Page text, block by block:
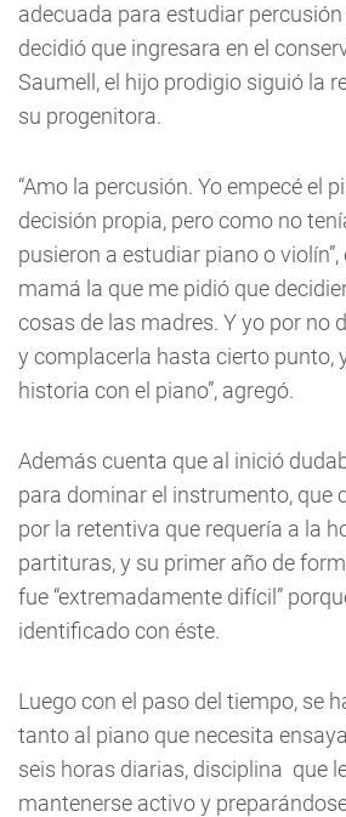
adecuada para estudiar
decidió que ingresara en el
Saumell, el hijo prodigio siguió la
su progenitora.
“Amo la percusión. Yo empecé el
decisión propia, pero como no
pusieron a estudiar piano o violín”,
mamá la que me pidió que
cosas de las madres. Y yo por no
y complacerla hasta cierto punto,
historia con el piano”, agregó.
Además cuenta que al inició
para dominar el instrumento, que
por la retentiva que requería a la
partituras, y su primer año de
fue “extremadamente difícil”
identificado con éste.
Luego con el paso del tiempo, se
tanto al piano que necesita
seis horas diarias, disciplina que
mantenerse activo y